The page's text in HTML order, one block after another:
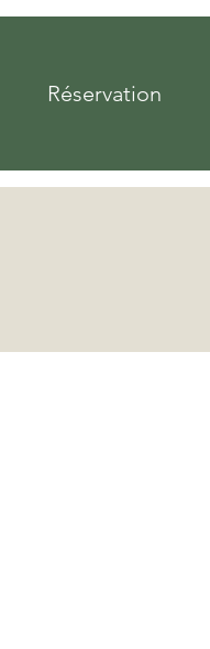
Réservation